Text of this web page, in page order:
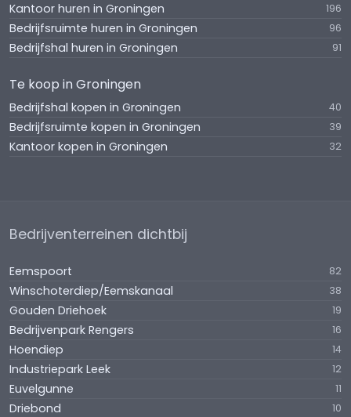
Kantoor huren in Groningen 196
Bedrijfsruimte huren in Groningen 96
Bedrijfshal huren in Groningen 91
Te koop in Groningen
Bedrijfshal kopen in Groningen 40
Bedrijfsruimte kopen in Groningen 39
Kantoor kopen in Groningen 32
Bedrijventerreinen dichtbij
Eemspoort 82
Winschoterdiep/Eemskanaal 38
Gouden Driehoek 19
Bedrijvenpark Rengers 16
Hoendiep 14
Industriepark Leek 12
Euvelgunne 11
Driebond 10